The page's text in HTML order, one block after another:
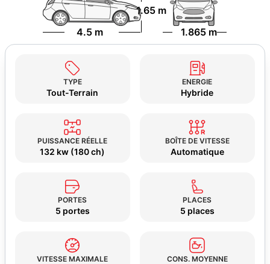
4.5 m 1.865 m
1.65 m
TYPE
Tout-Terrain
ENERGIE
Hybride
PUISSANCE RÉELLE
132 kw (180 ch)
BOÎTE DE VITESSE
Automatique
PORTES
5 portes
PLACES
5 places
VITESSE MAXIMALE CONS. MOYENNE